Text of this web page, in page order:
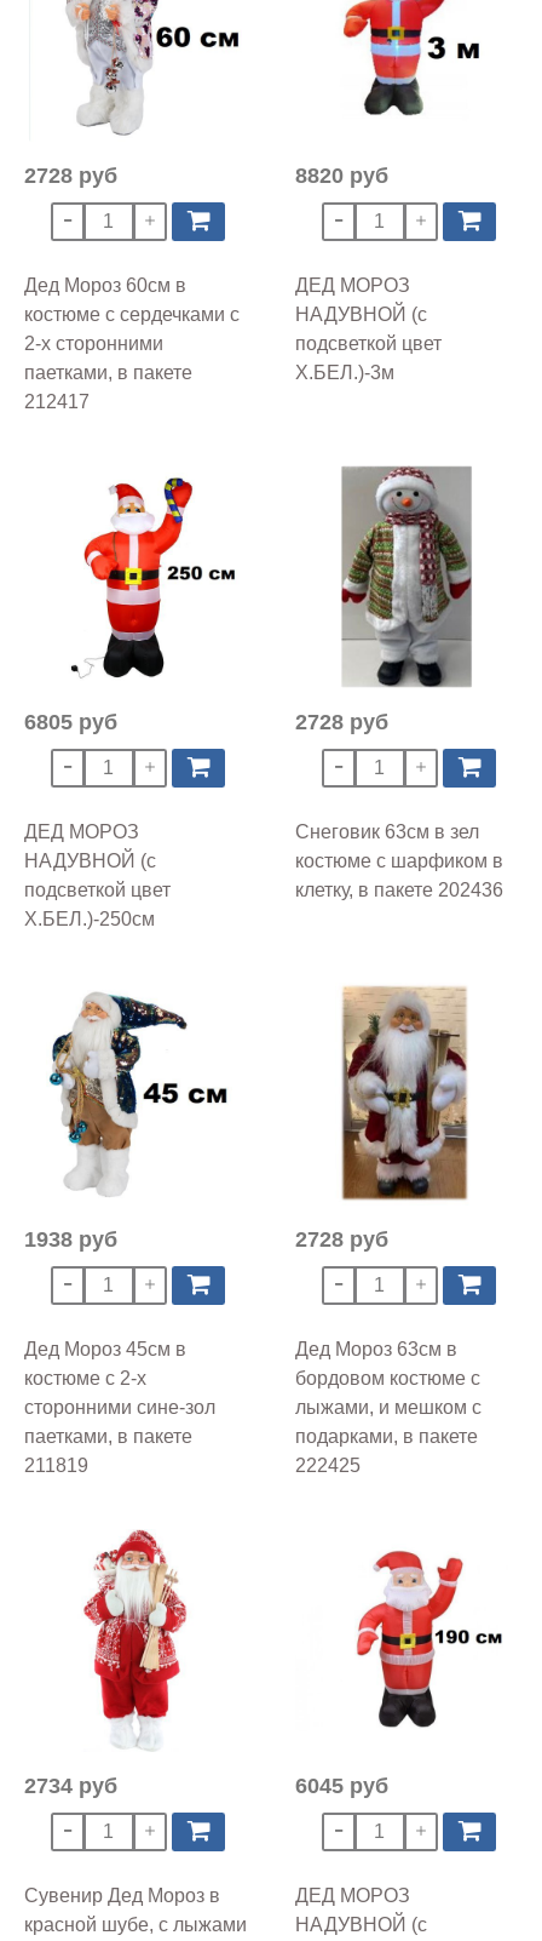
2728 руб
Дед Мороз 60см в
костюме с сердечками с
2-х сторонними
паетками, в пакете
212417
8820 руб
ДЕД МОРОЗ
НАДУВНОЙ (с
подсветкой цвет
Х.БЕЛ.)-3м
6805 руб
ДЕД МОРОЗ
НАДУВНОЙ (с
подсветкой цвет
Х.БЕЛ.)-250см
2728 руб
Снеговик 63см в зел
костюме с шарфиком в
клетку, в пакете 202436
1938 руб
Дед Мороз 45см в
костюме с 2-х
сторонними сине-зол
паетками, в пакете
211819
2728 руб
Дед Мороз 63см в
бордовом костюме с
лыжами, и мешком с
подарками, в пакете
222425
2734 руб
Сувенир Дед Мороз в
красной шубе, с лыжами
6045 руб
ДЕД МОРОЗ
НАДУВНОЙ (с